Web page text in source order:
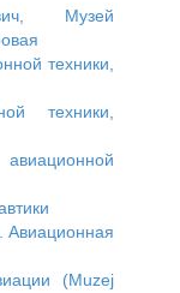
Музей
техники,
техники,
Авиационная
(Muzej